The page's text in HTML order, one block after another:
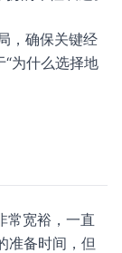
，确保关键经
为什么选择地
常宽裕，一直
准备时间，但